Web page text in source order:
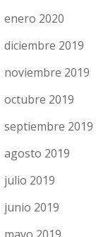
enero 2020
diciembre 2019
noviembre 2019
octubre 2019
septiembre 2019
agosto 2019
julio 2019
junio 2019